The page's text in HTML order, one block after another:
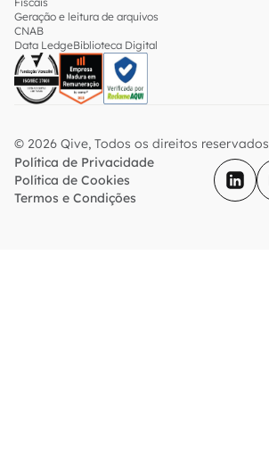
Geração e leitura de arquivos
CNAB
Data LedgeBiblioteca Digital
© 2026 Qive, Todos os direitos reservados
Política de Privacidade
Política de Cookies
Termos e Condições